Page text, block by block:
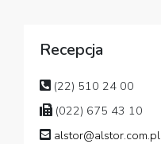
Recepcja
(22) 510 24 00
(022) 675 43 10
alstor@alstor.com.pl